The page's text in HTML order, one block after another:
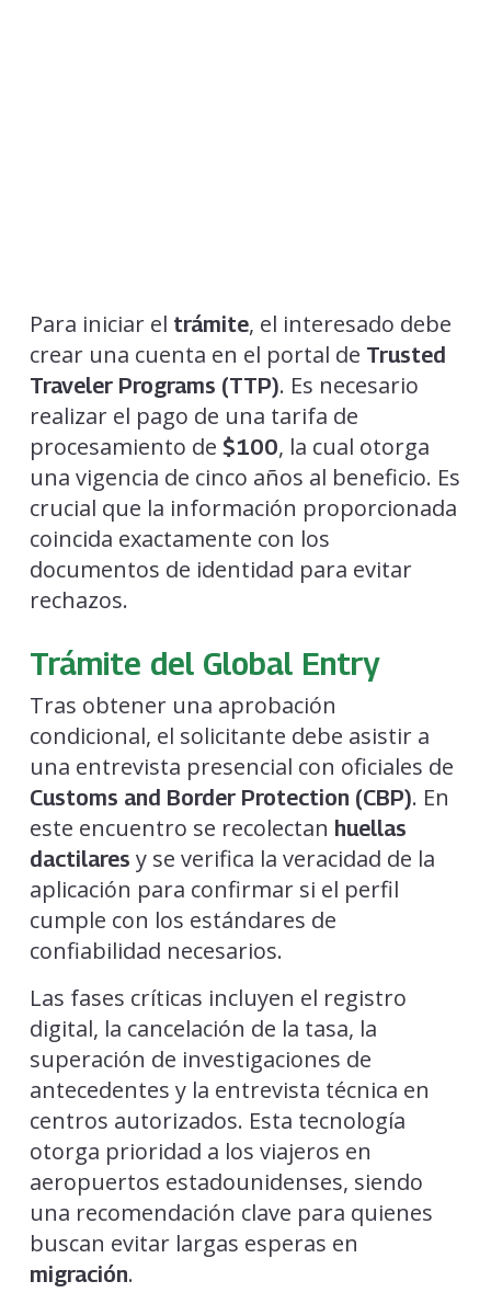
Para iniciar el trámite, el interesado debe
crear una cuenta en el portal de Trusted
Traveler Programs (TTP). Es necesario
realizar el pago de una tarifa de
procesamiento de $100, la cual otorga
una vigencia de cinco años al beneficio. Es
crucial que la información proporcionada
coincida exactamente con los
documentos de identidad para evitar
rechazos.
Trámite del Global Entry
Tras obtener una aprobación
condicional, el solicitante debe asistir a
una entrevista presencial con oficiales de
Customs and Border Protection (CBP). En
este encuentro se recolectan huellas
dactilares y se verifica la veracidad de la
aplicación para confirmar si el perfil
cumple con los estándares de
confiabilidad necesarios.
Las fases críticas incluyen el registro
digital, la cancelación de la tasa, la
superación de investigaciones de
antecedentes y la entrevista técnica en
centros autorizados. Esta tecnología
otorga prioridad a los viajeros en
aeropuertos estadounidenses, siendo
una recomendación clave para quienes
buscan evitar largas esperas en
migración.